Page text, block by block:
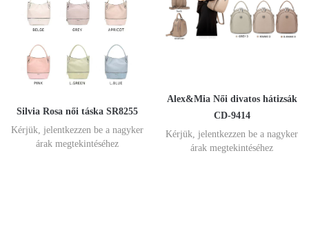
Silvia Rosa női táska SR8255
Kérjük, jelentkezzen be a nagyker
árak megtekintéséhez
Alex&Mia Női divatos hátizsák
CD-9414
Kérjük, jelentkezzen be a nagyker
árak megtekintéséhez